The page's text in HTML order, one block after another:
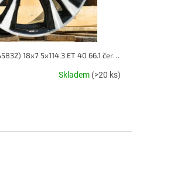
Alu kola design Nissan (A5832) 18x7 5x114.3 ET 40 66.1 černé
Skladem (>20 ks)